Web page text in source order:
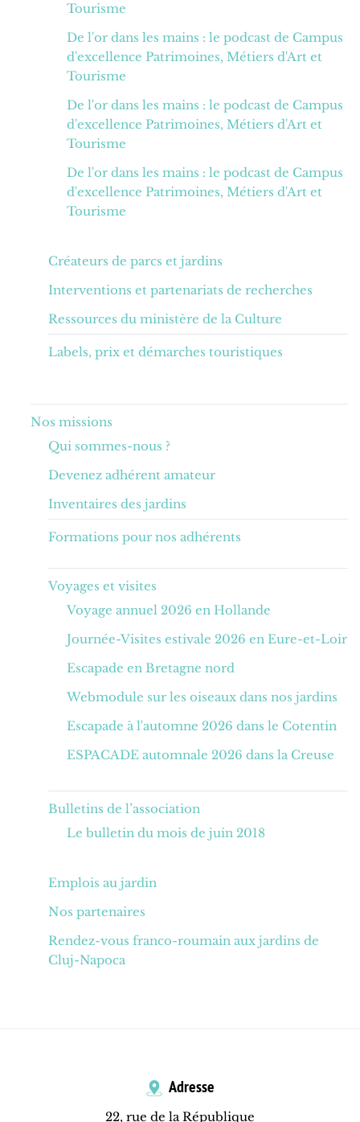
Tourisme
De l'or dans les mains : le podcast de Campus
d'excellence Patrimoines, Métiers d'Art et
Tourisme
De l'or dans les mains : le podcast de Campus
d'excellence Patrimoines, Métiers d'Art et
Tourisme
De l'or dans les mains : le podcast de Campus
d'excellence Patrimoines, Métiers d'Art et
Tourisme
Créateurs de parcs et jardins
Interventions et partenariats de recherches
Ressources du ministère de la Culture
Labels, prix et démarches touristiques
Nos missions
Qui sommes-nous ?
Devenez adhérent amateur
Inventaires des jardins
Formations pour nos adhérents
Voyages et visites
Voyage annuel 2026 en Hollande
Journée-Visites estivale 2026 en Eure-et-Loir
Escapade en Bretagne nord
Webmodule sur les oiseaux dans nos jardins
Escapade à l'automne 2026 dans le Cotentin
ESPACADE automnale 2026 dans la Creuse
Bulletins de l’association
Le bulletin du mois de juin 2018
Emplois au jardin
Nos partenaires
Rendez-vous franco-roumain aux jardins de
Cluj-Napoca
Adresse
22, rue de la République